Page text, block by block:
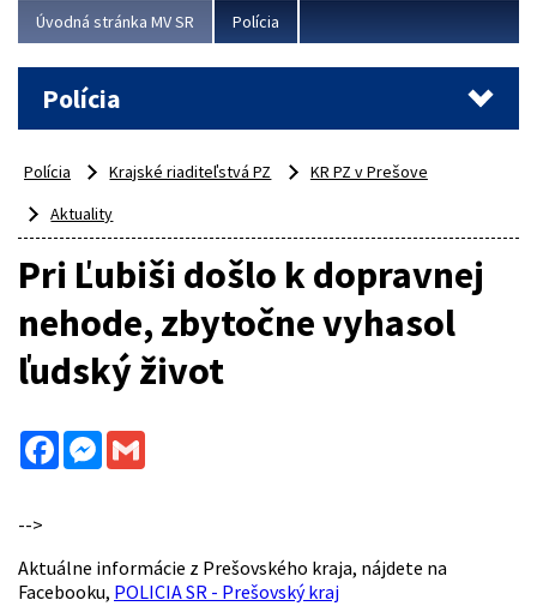
Úvodná stránka MV SR Polícia
Polícia
Polícia Krajské riaditeľstvá PZ
KR PZ v Prešove
Aktuality
Pri Ľubiši došlo k dopravnej
nehode, zbytočne vyhasol
ľudský život
FacebookMessenger
-->
Aktuálne informácie z Prešovského kraja, nájdete na
Facebooku, POLICIA SR - Prešovský kraj